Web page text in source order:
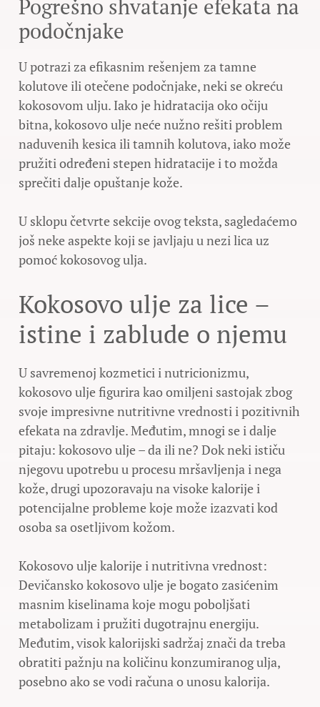
Pogrešno shvatanje efekata na
podočnjake
U potrazi za efikasnim rešenjem za tamne
kolutove ili otečene podočnjake, neki se okreću
kokosovom ulju. Iako je hidratacija oko očiju
bitna, kokosovo ulje neće nužno rešiti problem
naduvenih kesica ili tamnih kolutova, iako može
pružiti određeni stepen hidratacije i to možda
sprečiti dalje opuštanje kože.
U sklopu četvrte sekcije ovog teksta, sagledaćemo
još neke aspekte koji se javljaju u nezi lica uz
pomoć kokosovog ulja.
Kokosovo ulje za lice –
istine i zablude o njemu
U savremenoj kozmetici i nutricionizmu,
kokosovo ulje figurira kao omiljeni sastojak zbog
svoje impresivne nutritivne vrednosti i pozitivnih
efekata na zdravlje. Međutim, mnogi se i dalje
pitaju: kokosovo ulje – da ili ne? Dok neki ističu
njegovu upotrebu u procesu mršavljenja i nega
kože, drugi upozoravaju na visoke kalorije i
potencijalne probleme koje može izazvati kod
osoba sa osetljivom kožom.
Kokosovo ulje kalorije i nutritivna vrednost:
Devičansko kokosovo ulje je bogato zasićenim
masnim kiselinama koje mogu poboljšati
metabolizam i pružiti dugotrajnu energiju.
Međutim, visok kalorijski sadržaj znači da treba
obratiti pažnju na količinu konzumiranog ulja,
posebno ako se vodi računa o unosu kalorija.